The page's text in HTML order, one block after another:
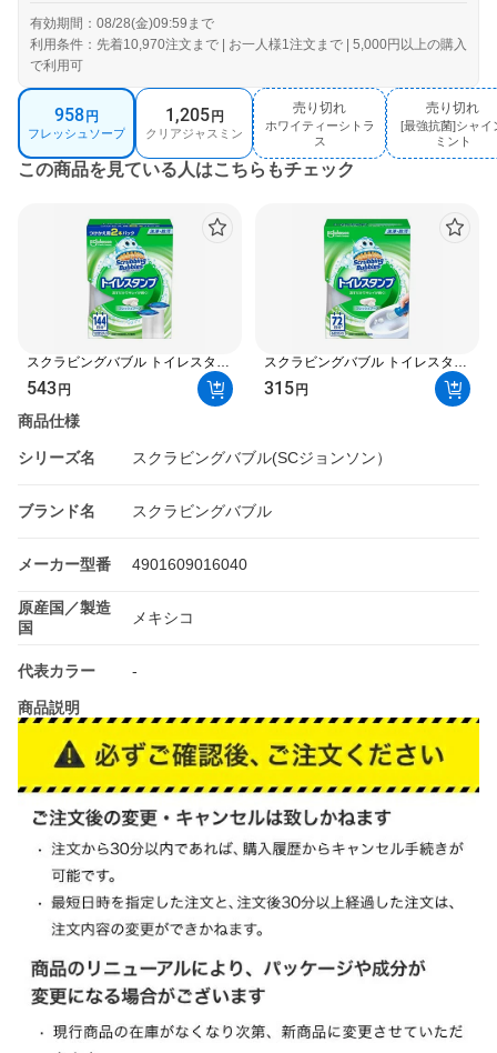
有効期間：08/28(金)09:59まで
利用条件：先着10,970注文まで | お一人様1注文まで | 5,000円以上の購入
で利用可
商
品
バ
ョ
ン
選
択
958円
フレッシュソープ
1,205円
クリアジャスミン
売
り
切
売り切れ
ホワイティーシトラ
ス
売
り
売り切れ
[最強抗菌]シャイ
ミント
この商品を見ている人はこちらもチェック
スクラビングバブル トイレスタン
プ 防汚 最強抗菌 付け替え 38g×2
本入 トイレ用 掃除用品 / フレッシ
ュソープ ホワイティーシトラス ジ
ャスミン ブーケ リフレッシュシト
ト クリスピーシトラス エレガンス
543円
スクラビングバブル トイレスタン
プ 防汚 本体 38g トイレ用 掃除用
品 / ソープ ホワイティーシトラス
強抗菌クリスピーシトラス
315円
商品仕様
シリーズ名 スクラビングバブル(SCジョンソン）
ブランド名 スクラビングバブル
メーカー型番 4901609016040
原産国／製造
国
メキシコ
代表カラー -
商品説明